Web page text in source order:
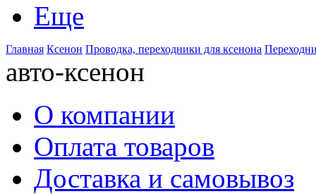
Еще
Главная Ксенон Проводка, переходники для ксенона
авто-ксенон
О компании
Оплата товаров
Доставка и самовывоз